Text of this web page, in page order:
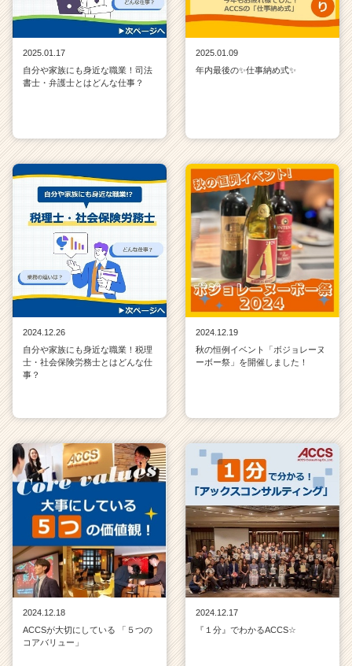
2025.01.17
自分や家族にも身近な職業！司法
書士・弁護士とはどんな仕事？
2025.01.09
年内最後の✨仕事納め式✨
2024.12.26
自分や家族にも身近な職業！税理
士・社会保険労務士とはどんな仕
事？
2024.12.19
秋の恒例イベント「ボジョレーヌ
ーボー祭」を開催しました！
2024.12.18
ACCSが大切にしている 「５つの
コアバリュー」
2024.12.17
『１分』でわかるACCS☆